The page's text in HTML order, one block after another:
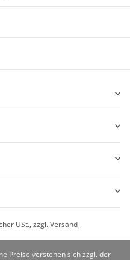
USt., zzgl.Versand
Preise verstehen sich zzgl. der